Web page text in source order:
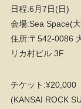
日程:6月7日(日)
会場:Sea Space(
住所:〒542-0086
リカ村ビル 3F
チケット:¥20,000
(KANSAI ROCK